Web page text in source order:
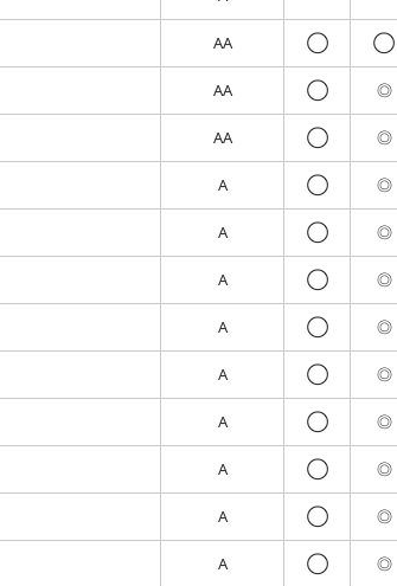
AA ◯ ◯
AA ◯ ◎
AA ◯ ◎
A ◯ ◎
A ◯ ◎
A ◯ ◎
A ◯ ◎
A ◯ ◎
A ◯ ◎
A ◯ ◎
A ◯ ◎
A ◯ ◎